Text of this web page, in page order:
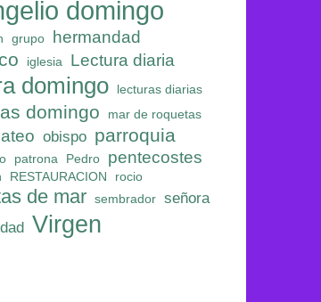
domingo
grupo hermandad
iglesia Lectura diaria
domingo lecturas diarias
domingo mar de roquetas
obispo parroquia
patrona Pedro pentecostes
RESTAURACION rocio
de mar sembrador señora
Virgen